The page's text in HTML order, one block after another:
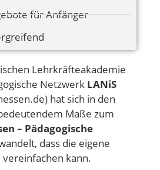
für Anfänger
Lehrkräfteakademie
Netzwerk LANiS
hat sich in den
Maße zum
– Pädagogische
dass die eigene
vereinfachen kann.